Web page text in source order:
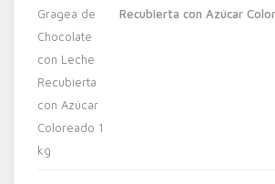
Recubierta con Azúcar